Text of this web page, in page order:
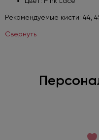
Рекомендуемые кисти: 44,
Свернуть